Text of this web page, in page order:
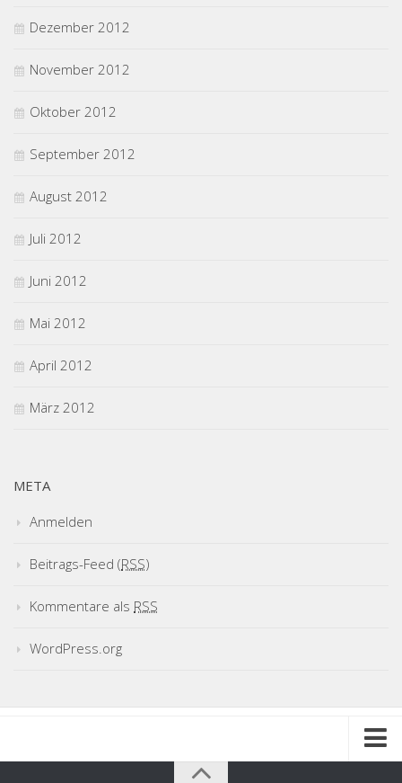
Dezember 2012
November 2012
Oktober 2012
September 2012
August 2012
Juli 2012
Juni 2012
Mai 2012
April 2012
März 2012
META
Anmelden
Beitrags-Feed (RSS)
Kommentare als RSS
WordPress.org